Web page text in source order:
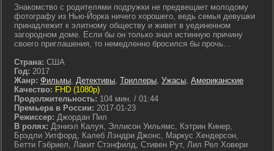
Знакомство с родителями подружки не предвещает молодому
фотографу из Нью-Йорка ничего хорошего, ведь семья девушки
принадлежит к элитному обществу и живет в уединенном
загородном доме. Если бы он только знал истинную причину
своего приглашения, то немедленно бросился бы прочь…
Страна: США
Год: 2017
Жанр: Фильмы, Детективы, Триллеры, Ужасы, Американские
Качество: FHD (1080p)
Продолжительность: 104 мин. / 01:44
Премьера в России: 2017-01-23
Режиссер: Джордан Пил
В ролях: Дэниэл Калуя, Эллисон Уильямс, Кэтрин Кинер,
Брэдли Уитфорд, Калеб Лэндри Джонс, Маркус Хендерсон,
Бетти Гэбриел, Лакит Стэнфилд, Стивен Рут, Лил Рел Ховери